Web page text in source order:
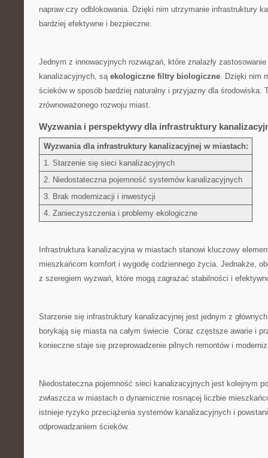
napraw czy‌ odblokowania. Dzięki⁢ nim utrzymanie infrastruktury
bardziej efektywne i bezpieczne.
Jednym z innowacyjnych rozwiązań, które znalazły
kanalizacyjnych, są ekologiczne ‍filtry biologiczne. Dzięki ⁢nim
‌ścieków w sposób bardziej naturalny i przyjazny dla środowiska.​
zrównoważonego rozwoju miast.
Wyzwania i perspektywy dla infrastruktury
Wyzwania dla infrastruktury‌ kanalizacyjnej​ w miastach:
1. Starzenie się sieci kanalizacyjnych
2. Niedostateczna pojemność systemów kanalizacyjnych
3. Brak⁢ modernizacji i inwestycji
4. Zanieczyszczenia i⁢ problemy ekologiczne
Infrastruktura kanalizacyjna w miastach stanowi kluczowy
mieszkańcom komfort i wygodę codziennego życia. Jednakże,
z szeregiem wyzwań, które mogą zagrażać stabilności i
Starzenie​ się infrastruktury kanalizacyjnej jest jednym z⁢
borykają się miasta na całym świecie. Coraz‌ częstsze awarie ‍i
konieczne staje ​się przeprowadzenie ⁣pilnych remontów i
Niedostateczna pojemność sieci⁤ kanalizacyjnych‍ jest kolejnym
zwłaszcza w miastach​ o dynamicznie rosnącej liczbie
istnieje ryzyko ⁣przeciążenia systemów ​kanalizacyjnych i
odprowadzaniem‍ ścieków.